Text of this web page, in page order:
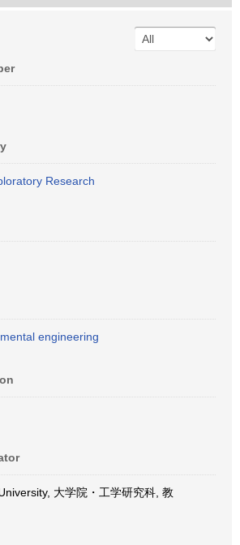
Research
engineering
大学院・工学研究科, 教